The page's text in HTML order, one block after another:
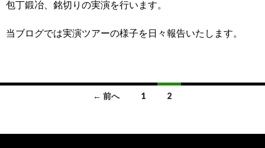
包丁鍛冶、銘切りの実演を行います。
当ブログでは実演ツアーの様子を日々報告いたします。
稿
← 前へ 1 2